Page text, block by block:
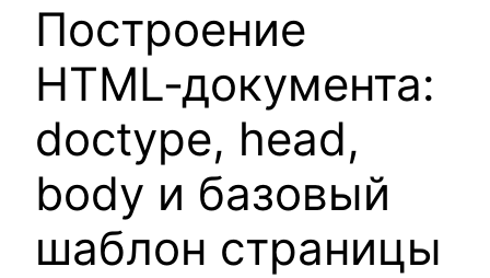
Построение
HTML‑документа:
doctype, head,
body и базовый
шаблон страницы